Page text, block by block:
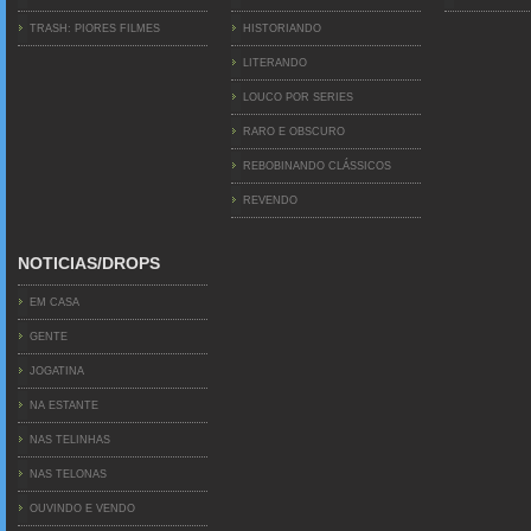
TRASH: PIORES FILMES HISTORIANDO
LITERANDO
LOUCO POR SERIES
RARO E OBSCURO
REBOBINANDO CLÁSSICOS
REVENDO
NOTICIAS/DROPS
EM CASA
GENTE
JOGATINA
NA ESTANTE
NAS TELINHAS
NAS TELONAS
OUVINDO E VENDO